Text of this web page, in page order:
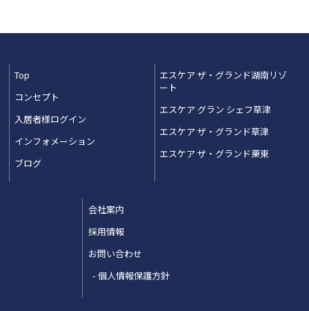
Top
コンセプト
入居者様ログイン
インフォメーション
ブログ
エスケア ザ・グランド湖南リゾ
ート
エスケア グラン シェフ草津
エスケア ザ・グランド草津
エスケア ザ・グランド栗東
会社案内
採用情報
お問い合わせ
個人情報保護方針